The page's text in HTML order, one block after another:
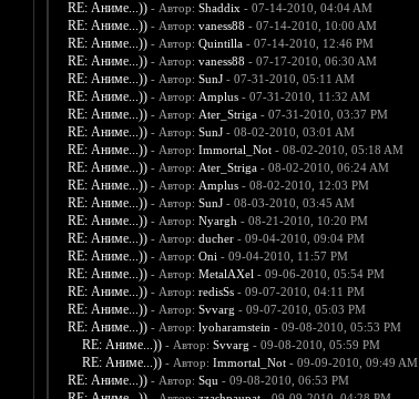
RE: Аниме...)) - Автор: Shaddix - 07-14-2010, 04:04 AM
RE: Аниме...)) - Автор: vaness88 - 07-14-2010, 10:00 AM
RE: Аниме...)) - Автор: Quintilla- 07-14-2010, 12:46 PM
RE: Аниме...)) - Автор: vaness88 - 07-17-2010, 06:30 AM
RE: Аниме...)) - Автор: SunJ- 07-31-2010, 05:11 AM
RE: Аниме...)) - Автор: Amplus- 07-31-2010, 11:32 AM
RE: Аниме...)) - Автор: Ater_Striga- 07-31-2010, 03:37 PM
RE: Аниме...)) - Автор: SunJ- 08-02-2010, 03:01 AM
RE: Аниме...)) - Автор: Immortal_Not- 08-02-2010, 05:18 AM
RE: Аниме...)) - Автор: Ater_Striga- 08-02-2010, 06:24 AM
RE: Аниме...)) - Автор: Amplus- 08-02-2010, 12:03 PM
RE: Аниме...)) - Автор: SunJ- 08-03-2010, 03:45 AM
RE: Аниме...)) - Автор: Nyargh - 08-21-2010, 10:20 PM
RE: Аниме...)) - Автор: ducher- 09-04-2010, 09:04 PM
RE: Аниме...)) - Автор: Oni - 09-04-2010, 11:57 PM
RE: Аниме...)) - Автор: MetalAXel - 09-06-2010, 05:54 PM
RE: Аниме...)) - Автор: redisSs- 09-07-2010, 04:11 PM
RE: Аниме...)) - Автор: Svvarg - 09-07-2010, 05:03 PM
RE: Аниме...)) - Автор: lyoharamstein - 09-08-2010, 05:53 PM
RE: Аниме...)) - Автор: Svvarg - 09-08-2010, 05:59 PM
RE: Аниме...)) - Автор: Immortal_Not- 09-09-2010, 09:49 AM
RE: Аниме...)) - Автор: Squ - 09-08-2010, 06:53 PM